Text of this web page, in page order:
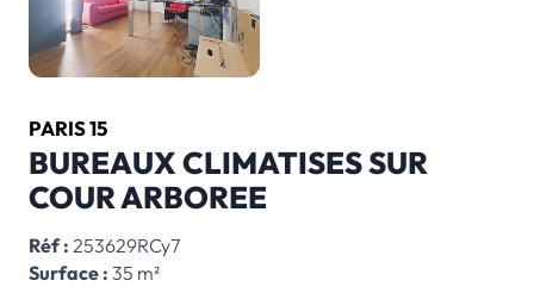
PARIS 15
BUREAUX CLIMATISES SUR
COUR ARBOREE
Réf : 253629RCy7
Surface : 35 m²